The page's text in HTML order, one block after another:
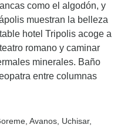
como el algodón, y
muestran la belleza
hotel Tripolis acoge a
romano y caminar
minerales. Baño
entre columnas
, Avanos , Uchisar,